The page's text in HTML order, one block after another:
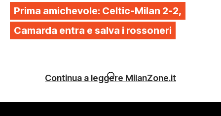
Prima amichevole: Celtic-Milan 2-2,
Camarda entra e salva i rossoneri
Continua a leggere MilanZone.it